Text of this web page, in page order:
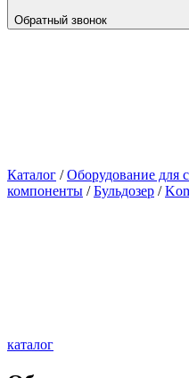
Обратный звонок
Каталог /Оборудование для
компоненты /Бульдозер /
каталог